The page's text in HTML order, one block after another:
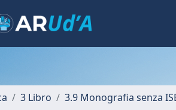
3 Libro 3.9 Monografia senza